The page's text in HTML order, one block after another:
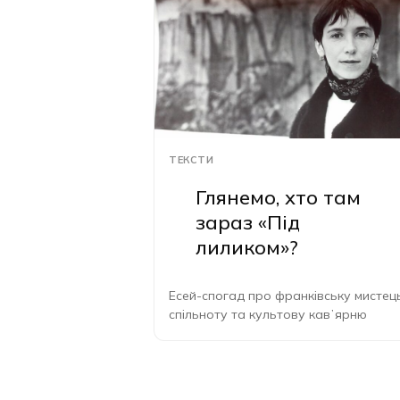
ТЕКСТИ
Глянемо, хто там
зараз «Під
лиликом»?
Есей-спогад про франківську
спільноту та культову кавʼярню